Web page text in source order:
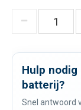
Hulp
batterij?
Snel antwoord